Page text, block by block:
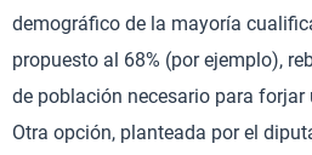
demográfico de la mayoría
propuesto al 68% (por ejemplo),
de población necesario para
Otra opción, planteada por el